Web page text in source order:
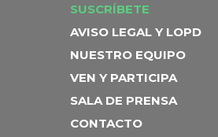
SUSCRÍBETE
AVISO LEGAL Y LOPD
NUESTRO EQUIPO
VEN Y PARTICIPA
SALA DE PRENSA
CONTACTO